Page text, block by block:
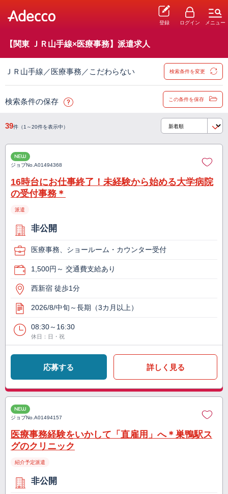
登録 ログイン メニュー
【関東 ＪＲ山手線×医療事務】派遣求人
ＪＲ山手線／医療事務／こだわらない 検索条件を変更
検索条件の保存 この条件を保存
39件（1～20件を表示中）
NEW
ジョブNo.A01494368
16時台にお仕事終了！未経験から始める大学病院
の受付事務＊
派遣
非公開
医療事務、ショールーム・カウンター受付
1,500円～ 交通費支給あり
西新宿 徒歩1分
2026/8/中旬～長期（3カ月以上）
08:30～16:30
休日：日・祝
応募する 詳しく見る
NEW
ジョブNo.A01494157
医療事務経験をいかして「直雇用」へ＊巣鴨駅ス
グのクリニック
紹介予定派遣
非公開